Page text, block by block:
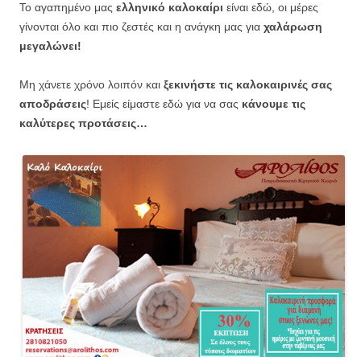
Το αγαπημένο μας ελληνικό καλοκαίρι είναι εδώ, οι μέρες
γίνονται όλο και πιο ζεστές και η ανάγκη μας για χαλάρωση
μεγαλώνει!
Μη χάνετε χρόνο λοιπόν και ξεκινήστε τις καλοκαιρινές σας
αποδράσεις! Εμείς είμαστε εδώ για να σας κάνουμε τις
καλύτερες προτάσεις…